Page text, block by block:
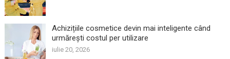
Achizițiile cosmetice devin mai inteligente când
urmărești costul per utilizare
iulie 20, 2026